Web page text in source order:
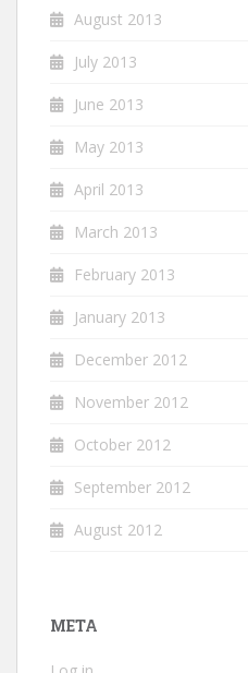
August 2013
July 2013
June 2013
May 2013
April 2013
March 2013
February 2013
January 2013
December 2012
November 2012
October 2012
September 2012
August 2012
META